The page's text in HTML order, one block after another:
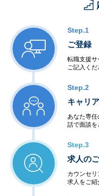
Step.1
ご登録
転職支援
ご記入くだ
Step.2
キャリ
あなた専
話で面談を
Step.3
求人の
カウンセ
求人をご紹